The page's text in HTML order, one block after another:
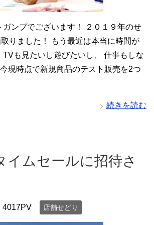
ガンプでございます！ ２０１９年のせ
りました！ もう最近は本当に時間が
TVも見たいし遊びたいし、 仕事もしな
現時点で新規商品のテスト販売を2つ
続きを読む
イムセールに招待さ
4017PV 店舗せどり